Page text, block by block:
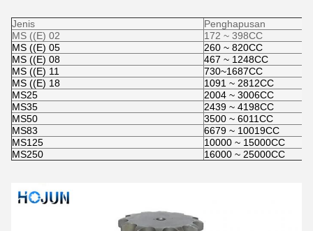
Jenis
Penghapusan
MS ((E) 02
172 ~ 398CC
MS ((E) 05
260 ~ 820CC
MS ((E) 08
467 ~ 1248CC
MS ((E) 11
730~1687CC
MS ((E) 18
1091 ~ 2812CC
MS25
2004 ~ 3006CC
MS35
2439 ~ 4198CC
MS50
3500 ~ 6011CC
MS83
6679 ~ 10019CC
MS125
10000 ~ 15000CC
MS250
16000 ~ 25000CC